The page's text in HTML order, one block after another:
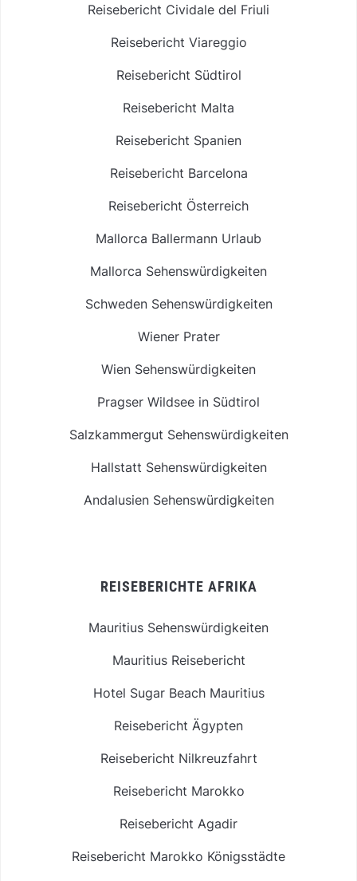
Reisebericht Cividale del Friuli
Reisebericht Viareggio
Reisebericht Südtirol
Reisebericht Malta
Reisebericht Spanien
Reisebericht Barcelona
Reisebericht Österreich
Mallorca Ballermann Urlaub
Mallorca Sehenswürdigkeiten
Schweden Sehenswürdigkeiten
Wiener Prater
Wien Sehenswürdigkeiten
Pragser Wildsee in Südtirol
Salzkammergut Sehenswürdigkeiten
Hallstatt Sehenswürdigkeiten
Andalusien Sehenswürdigkeiten
REISEBERICHTE AFRIKA
Mauritius Sehenswürdigkeiten
Mauritius Reisebericht
Hotel Sugar Beach Mauritius
Reisebericht Ägypten
Reisebericht Nilkreuzfahrt
Reisebericht Marokko
Reisebericht Agadir
Reisebericht Marokko Königsstädte